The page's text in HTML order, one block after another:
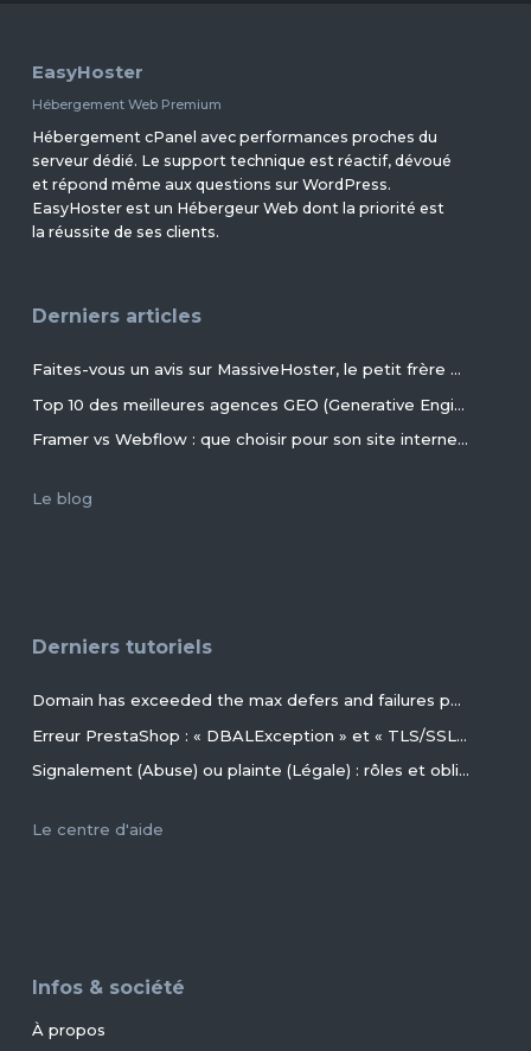
EasyHoster
Hébergement Web Premium
Hébergement cPanel avec performances proches du
serveur dédié. Le support technique est réactif, dévoué
et répond même aux questions sur WordPress.
EasyHoster est un Hébergeur Web dont la priorité est
la réussite de ses clients.
Derniers articles
Faites-vous un avis sur MassiveHoster, le petit frère d’EasyHoster incontournable pour les petits budgets !
Top 10 des meilleures agences GEO (Generative Engine Optimization) de France en 2026
Framer vs Webflow : que choisir pour son site internet ?
Le blog
Derniers tutoriels
Domain has exceeded the max defers and failures per hour (5/5 (100%)) allowed. Message discarded.
Erreur PrestaShop : « DBALException » et « TLS/SSL invalid directory » avec MariaDB 11.4+ en 2026+
Signalement (Abuse) ou plainte (Légale) : rôles et obligations des parties, conseils et procédures ?
Le centre d'aide
Infos & société
À propos